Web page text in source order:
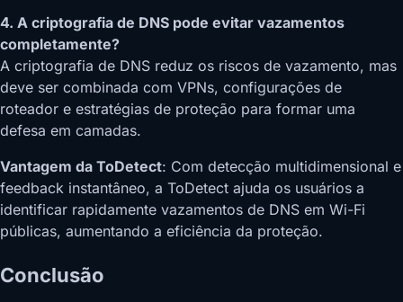
4. A criptografia de DNS pode evitar vazamentos
completamente?
A criptografia de DNS reduz os riscos de vazamento, mas
deve ser combinada com VPNs, configurações de
roteador e estratégias de proteção para formar uma
defesa em camadas.
Vantagem da ToDetect: Com detecção multidimensional e
feedback instantâneo, a ToDetect ajuda os usuários a
identificar rapidamente vazamentos de DNS em Wi-Fi
públicas, aumentando a eficiência da proteção.
Conclusão